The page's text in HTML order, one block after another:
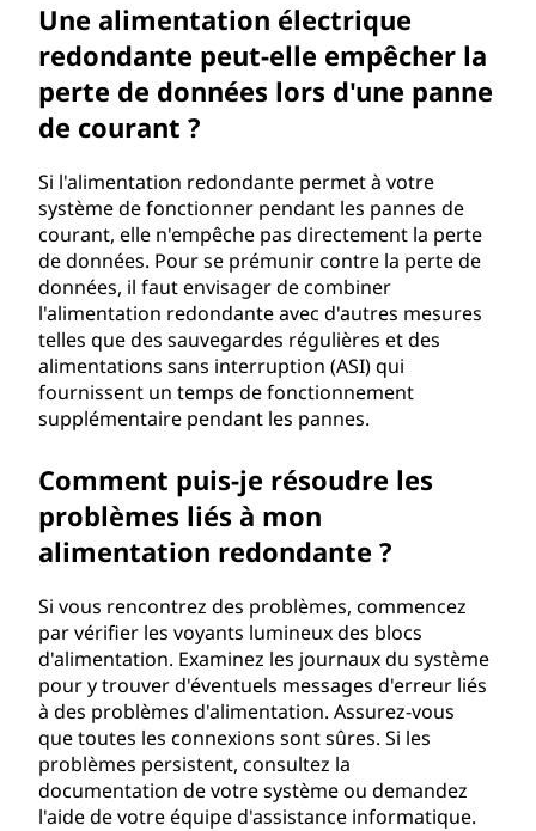
Une alimentation électrique
redondante peut-elle empêcher la
perte de données lors d'une panne
de courant ?
Si l'alimentation redondante permet à votre
système de fonctionner pendant les pannes de
courant, elle n'empêche pas directement la perte
de données. Pour se prémunir contre la perte de
données, il faut envisager de combiner
l'alimentation redondante avec d'autres mesures
telles que des sauvegardes régulières et des
alimentations sans interruption (ASI) qui
fournissent un temps de fonctionnement
supplémentaire pendant les pannes.
Comment puis-je résoudre les
problèmes liés à mon
alimentation redondante ?
Si vous rencontrez des problèmes, commencez
par vérifier les voyants lumineux des blocs
d'alimentation. Examinez les journaux du système
pour y trouver d'éventuels messages d'erreur liés
à des problèmes d'alimentation. Assurez-vous
que toutes les connexions sont sûres. Si les
problèmes persistent, consultez la
documentation de votre système ou demandez
l'aide de votre équipe d'assistance informatique.